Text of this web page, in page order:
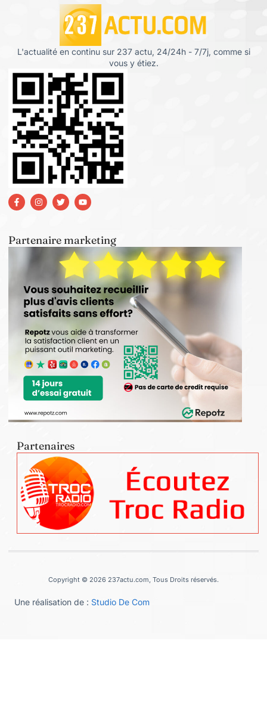
L'actualité en continu sur 237 actu, 24/24h - 7/7j, comme si
vous y étiez.
Partenaire marketing
Partenaires
Copyright © 2026 237actu.com, Tous Droits réservés.
Une réalisation de : Studio De Com